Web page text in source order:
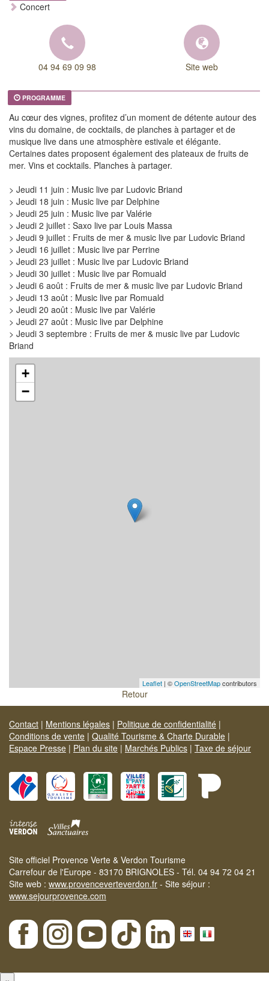
Concert
04 94 69 09 98 Site web
PROGRAMME
Au cœur des vignes, profitez d’un moment de détente autour des
vins du domaine, de cocktails, de planches à partager et de
musique live dans une atmosphère estivale et élégante.
Certaines dates proposent également des plateaux de fruits de
mer. Vins et cocktails. Planches à partager.
> Jeudi 11 juin : Music live par Ludovic Briand
> Jeudi 18 juin : Music live par Delphine
> Jeudi 25 juin : Music live par Valérie
> Jeudi 2 juillet : Saxo live par Louis Massa
> Jeudi 9 juillet : Fruits de mer & music live par Ludovic Briand
> Jeudi 16 juillet : Music live par Perrine
> Jeudi 23 juillet : Music live par Ludovic Briand
> Jeudi 30 juillet : Music live par Romuald
> Jeudi 6 août : Fruits de mer & music live par Ludovic Briand
> Jeudi 13 août : Music live par Romuald
> Jeudi 20 août : Music live par Valérie
> Jeudi 27 août : Music live par Delphine
> Jeudi 3 septembre : Fruits de mer & music live par Ludovic
Briand
+
−
Leaflet | ©OpenStreetMapcontributors
Retour
Contact | Mentions légales | Politique de confidentialité |
Conditions de vente | Qualité Tourisme & Charte Durable |
Espace Presse | Plan du site | Marchés Publics | Taxe de séjour
Site officiel Provence Verte & Verdon Tourisme
Carrefour de l'Europe - 83170 BRIGNOLES - Tél. 04 94 72 04 21
Site web : www.provenceverteverdon.fr - Site séjour :
www.sejourprovence.com